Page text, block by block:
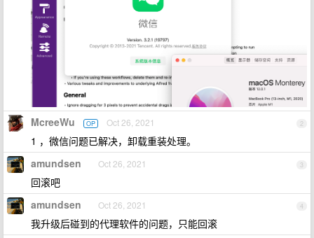
2
McreeWu OP Oct 26, 2021
1 ，微信问题已解决，卸载重装处理。
3
amundsen Oct 26, 2021
回滚吧
4
amundsen Oct 26, 2021
我升级后碰到的代理软件的问题，只能回滚